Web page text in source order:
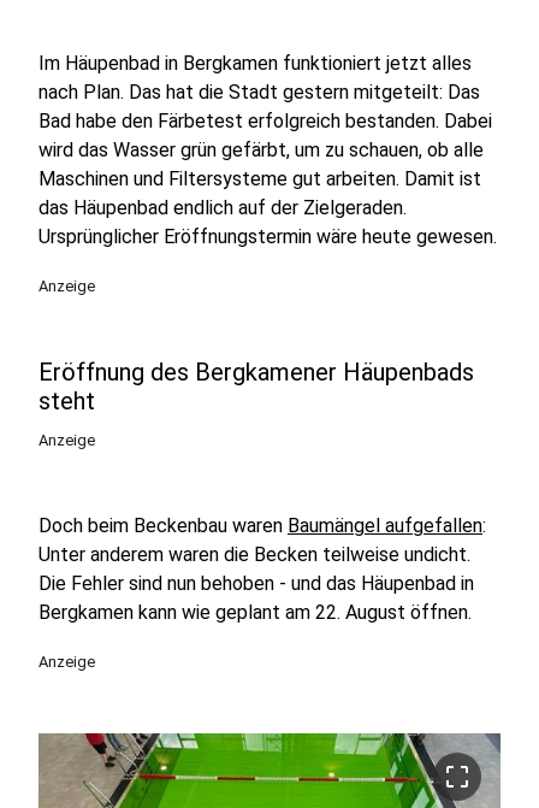
Im Häupenbad in Bergkamen funktioniert jetzt alles
nach Plan. Das hat die Stadt gestern mitgeteilt: Das
Bad habe den Färbetest erfolgreich bestanden. Dabei
wird das Wasser grün gefärbt, um zu schauen, ob alle
Maschinen und Filtersysteme gut arbeiten. Damit ist
das Häupenbad endlich auf der Zielgeraden.
Ursprünglicher Eröffnungstermin wäre heute gewesen.
Anzeige
Eröffnung des Bergkamener Häupenbads
steht
Anzeige
Doch beim Beckenbau waren Baumängel aufgefallen:
Unter anderem waren die Becken teilweise undicht.
Die Fehler sind nun behoben - und das Häupenbad in
Bergkamen kann wie geplant am 22. August öffnen.
Anzeige
crop_free